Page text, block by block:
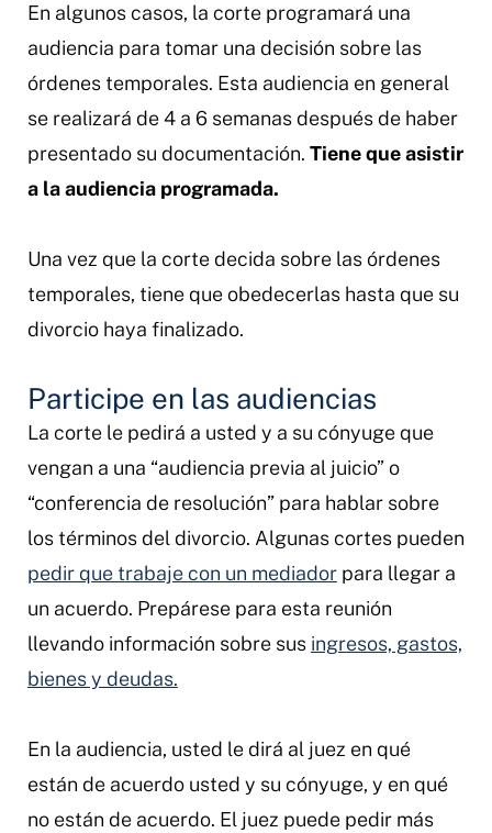
En algunos casos, la corte programará una
audiencia para tomar una decisión sobre las
órdenes temporales. Esta audiencia en general
se realizará de 4 a 6 semanas después de haber
presentado su documentación. Tiene que asistir
a la audiencia programada.
Una vez que la corte decida sobre las órdenes
temporales, tiene que obedecerlas hasta que su
divorcio haya finalizado.
Participe en las audiencias
La corte le pedirá a usted y a su cónyuge que
vengan a una “audiencia previa al juicio” o
“conferencia de resolución” para hablar sobre
los términos del divorcio. Algunas cortes pueden
pedir que trabaje con un mediadorpara llegar a
un acuerdo. Prepárese para esta reunión
llevando información sobre sus ingresos, gastos,
bienes y deudas.
En la audiencia, usted le dirá al juez en qué
están de acuerdo usted y su cónyuge, y en qué
no están de acuerdo. El juez puede pedir más